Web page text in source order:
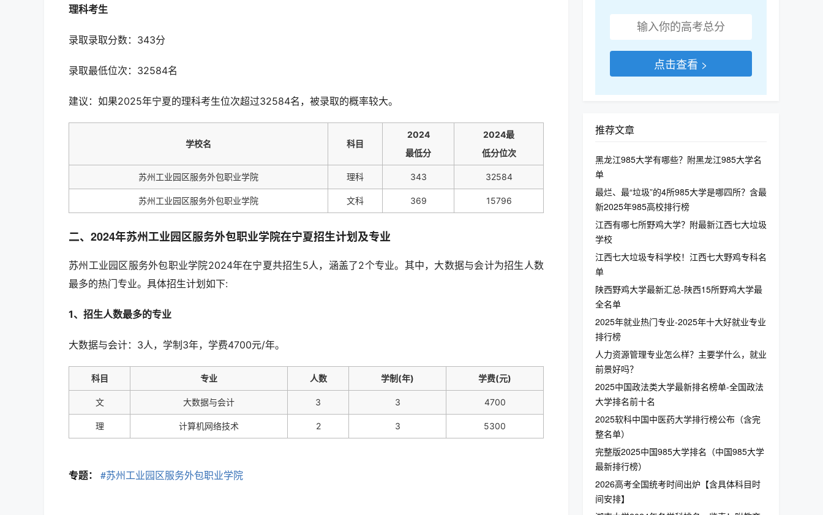
理科考生
录取录取分数：343分
录取最低位次：32584名
建议：如果2025年宁夏的理科考生位次超过32584名，被录取的概率较大。
学校名 科目
2024
最低分
2024最
低分位次
苏州工业园区服务外包职业学院 理科 343 32584
苏州工业园区服务外包职业学院 文科 369 15796
二、2024年苏州工业园区服务外包职业学院在宁夏招生计划及专业
苏州工业园区服务外包职业学院2024年在宁夏共招生5人，涵盖了2个专业。其中，大数据与会计为招生人数
最多的热门专业。具体招生计划如下:
1、招生人数最多的专业
大数据与会计：3人，学制3年，学费4700元/年。
科目 专业 人数 学制(年) 学费(元)
文 大数据与会计 3 3 4700
理 计算机网络技术 2 3 5300
专题： #苏州工业园区服务外包职业学院
点击查看 >
推荐文章
黑龙江985大学有哪些？附黑龙江985大学名
单
最烂、最“垃圾”的4所985大学是哪四所？含最
新2025年985高校排行榜
江西有哪七所野鸡大学？附最新江西七大垃圾
学校
江西七大垃圾专科学校！江西七大野鸡专科名
单
陕西野鸡大学最新汇总-陕西15所野鸡大学最
全名单
2025年就业热门专业-2025年十大好就业专业
排行榜
人力资源管理专业怎么样？主要学什么，就业
前景好吗？
2025中国政法类大学最新排名榜单-全国政法
大学排名前十名
2025软科中国中医药大学排行榜公布（含完
整名单）
完整版2025中国985大学排名（中国985大学
最新排行榜）
2026高考全国统考时间出炉【含具体科目时
间安排】